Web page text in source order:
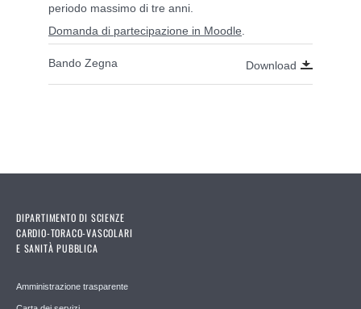
periodo massimo di tre anni.
Domanda di partecipazione in Moodle
Bando Zegna Download
DIPARTIMENTO DI SCIENZE
CARDIO-TORACO-VASCOLARI
E SANITÀ PUBBLICA
Amministrazione trasparente